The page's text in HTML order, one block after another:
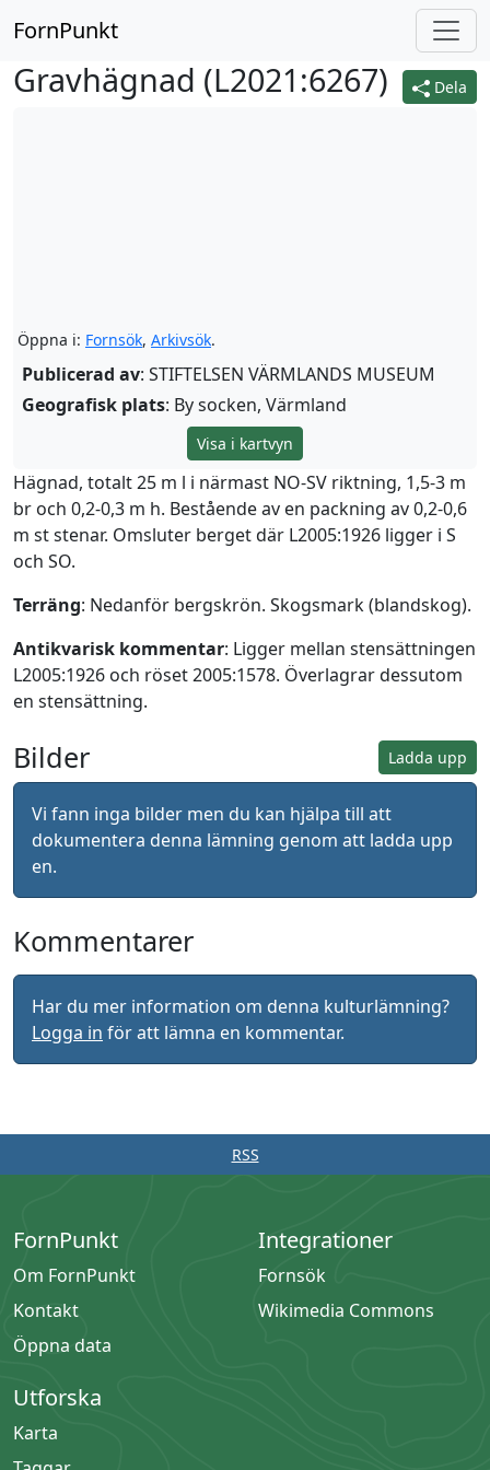
FornPunkt
Dela
Gravhägnad (L2021:6267)
Öppna i: Fornsök, Arkivsök.
Publicerad av: STIFTELSEN VÄRMLANDS MUSEUM
Geografisk plats: By socken, Värmland
Visa i kartvyn
Hägnad, totalt 25 m l i närmast NO-SV riktning, 1,5-3 m
br och 0,2-0,3 m h. Bestående av en packning av 0,2-0,6
m st stenar. Omsluter berget där L2005:1926 ligger i S
och SO.
Terräng: Nedanför bergskrön. Skogsmark (blandskog).
Antikvarisk kommentar: Ligger mellan stensättningen
L2005:1926 och röset 2005:1578. Överlagrar dessutom
en stensättning.
Ladda upp
Bilder
Vi fann inga bilder men du kan hjälpa till att
dokumentera denna lämning genom att ladda upp
en.
Kommentarer
Har du mer information om denna kulturlämning?
Logga in för att lämna en kommentar.
RSS
FornPunkt
Om FornPunkt
Kontakt
Öppna data
Integrationer
Fornsök
Wikimedia Commons
Utforska
Karta